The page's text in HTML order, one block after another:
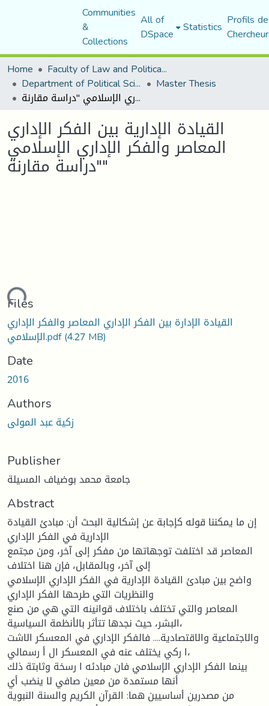
Communities
&
Collections
All of
DSpace Statistics Profils
Home
Faculty of Law and Political Science
Department of Political Sciences Master Thesis
القیادة الإداریة بین الفكر الإداري المعاصر والفكر الإداري الإسلامي "دراسة مقارنة"
القیادة الإداریة بین الفكر الإداري
المعاصر والفكر الإداري الإسلامي
"دراسة مقارنة"
Files
القيادة الإدارة بين الفكر الإداري المعاصر والفكر الإداري
الإسلامي.pdf(4.27 MB)
Date
2016
Authors
زكیة عبد المولى
Publisher
جامعة محمد بوضياف المسيلة
Abstract
إن ما یمكننا قوله كإجابة عن إشكالیة البحث أن: مبادئ القیادة
الإداریة في الفكر الإداري
المعاصر قد اختلفت توجهاتها من مفكر إلى آخر، ومن مجتمع
إلى آخر، وبالمقابل، فإن هنا اختلاف
واضح بین مبادئ القیادة الإداریة في الفكر الإداري الإسلامي
والنظریات التي طرحها الفكر الإداري
المعاصر والتي تختلف باختلاف قوانینه التي هي من صنع
البشر، حیث نجدها تتأثر بالأنظمة السیاسیة،
والاجتماعیة والاقتصادیة.... فالفكر الإداري في المعسكر الاشت
ا ركي یختلف عنه في المعسكر ال أ رسمالي،
بینما الفكر الإداري الإسلامي فان مبادئه ا رسخة وثابتة ذلك
أنها مستمدة من معین صافي لا ینضب أي
من مصدرین أساسیین هما: القرآن الكریم والسنة النبویة